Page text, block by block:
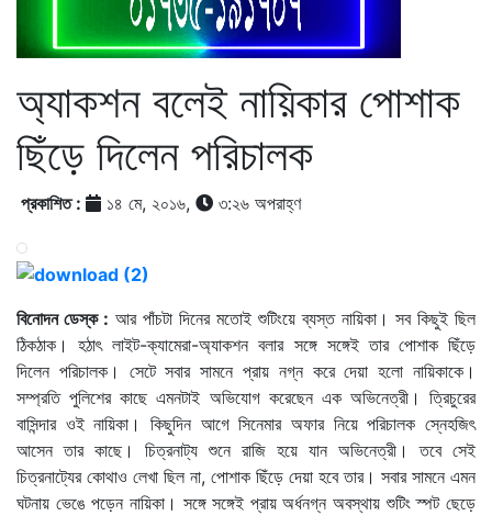
অ্যাকশন বলেই নায়িকার পোশাক
ছিঁড়ে দিলেন পরিচালক
প্রকাশিত : ১৪ মে, ২০১৬, ৩:২৬ অপরাহ্ণ
বিনোদন ডেস্ক : আর পাঁচটা দিনের মতোই শুটিংয়ে ব্যস্ত নায়িকা। সব কিছুই ছিল
ঠিকঠাক। হঠাৎ লাইট-ক্যামেরা-অ্যাকশন বলার সঙ্গে সঙ্গেই তার পোশাক ছিঁড়ে
দিলেন পরিচালক। সেটে সবার সামনে প্রায় নগ্ন করে দেয়া হলো নায়িকাকে।
সম্প্রতি পুলিশের কাছে এমনটাই অভিযোগ করেছেন এক অভিনেত্রী। ত্রিচুরের
বাসিন্দার ওই নায়িকা। কিছুদিন আগে সিনেমার অফার নিয়ে পরিচালক স্নেহজিৎ
আসেন তার কাছে। চিত্রনাট্য শুনে রাজি হয়ে যান অভিনেত্রী। তবে সেই
চিত্রনাট্যের কোথাও লেখা ছিল না, পোশাক ছিঁড়ে দেয়া হবে তার। সবার সামনে এমন
ঘটনায় ভেঙে পড়েন নায়িকা। সঙ্গে সঙ্গেই প্রায় অর্ধনগ্ন অবস্থায় শুটিং স্পট ছেড়ে